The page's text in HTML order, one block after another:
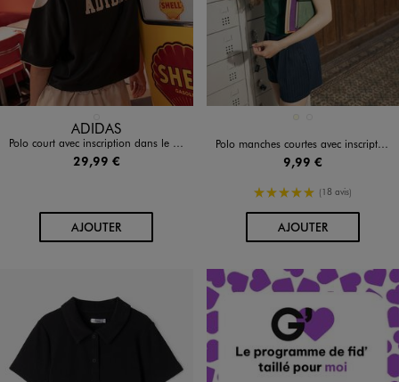
Disponible en 1 coloris
ADIDAS
Polo court avec inscription dans le dos fille - Adidas
29,99 €
AJOUTERAU PANIER
Polo manches courtes avec inscription brodée poitrine fille
9,99 €
5/5 de moyenne
(18 avis)
AJOUTERAU PANIER